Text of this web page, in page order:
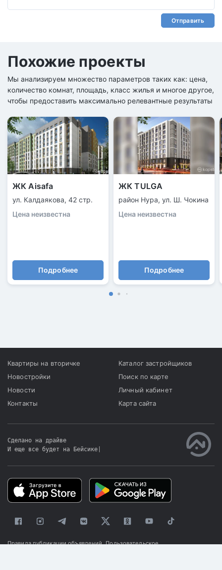
Отправить
Похожие проекты
Мы анализируем множество параметров таких как: цена,
количество комнат, площадь, класс жилья и многое другое,
чтобы предоставить максимально релевантные результаты
ЖК Aisafa
ул. Калдаякова, 42 стр.
Цена неизвестна
Подробнее
ЖК TULGA
район Нура, ул. Ш. Чокина
Цена неизвестна
Подробнее
Квартиры на вторичке
Новостройки
Новости
Контакты
Каталог застройщиков
Поиск по карте
Личный кабинет
Карта сайта
Сделано на драйве
И еще все будет на Бейсике
Правила публикации объявлений Пользовательское